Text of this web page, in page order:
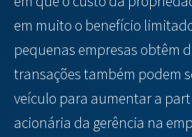
em muito o benefício
pequenas empresas obtêm
transações também podem
veículo para aumentar a
acionária da gerência na